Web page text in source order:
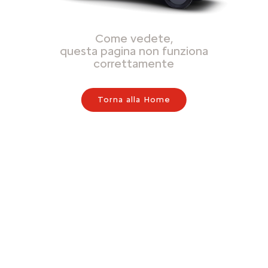
Come vedete,
questa pagina non funziona
correttamente
Torna alla Home